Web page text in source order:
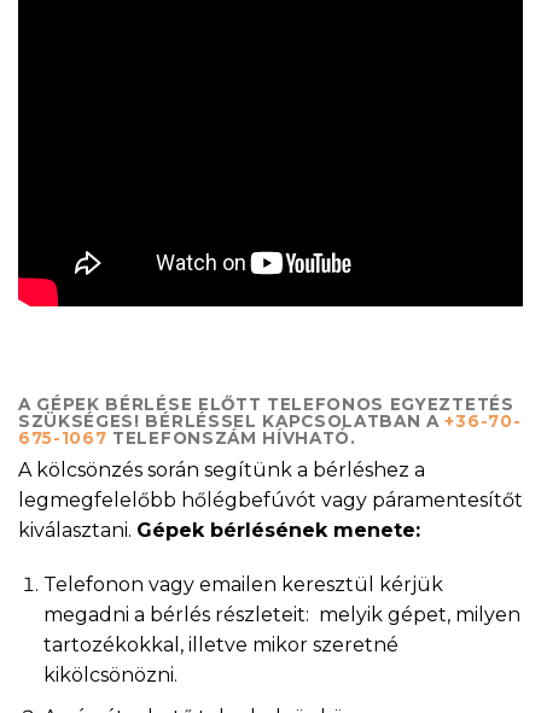
A GÉPEK BÉRLÉSE ELŐTT TELEFONOS EGYEZTETÉS
SZÜKSÉGES! BÉRLÉSSEL KAPCSOLATBAN A+36-70-
675-1067 TELEFONSZÁM HÍVHATÓ.
A kölcsönzés során segítünk a bérléshez a
legmegfelelőbb hőlégbefúvót vagy páramentesítőt
kiválasztani. Gépek bérlésének menete:
Telefonon vagy emailen keresztül kérjük
megadni a bérlés részleteit: melyik gépet, milyen
tartozékokkal, illetve mikor szeretné
kikölcsönözni.